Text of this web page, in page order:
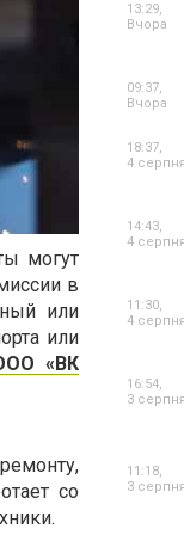
могут
в
или
или
«ВК
со
13:29,
Вчора
09:37,
Вчора
18:37,
4 серпня
14:43,
4 серпня
11:30,
4 серпня
16:54,
3 серпня
11:18,
3 серпня